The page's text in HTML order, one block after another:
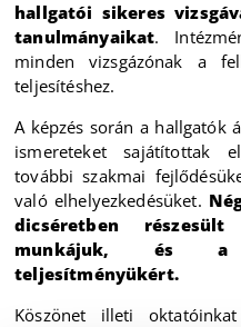
hallgatói sikeres
tanulmányaikat.
minden vizsgázónak a
teljesítéshez.
A képzés során a hallgatók
ismereteket sajátítottak
további szakmai
való elhelyezkedésüket.
dicséretben
munkájuk, és a
teljesítményükért.
Köszönet illeti